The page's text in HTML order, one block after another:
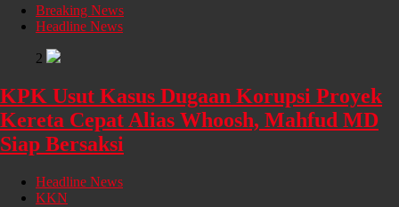
Breaking News
Headline News
2
KPK Usut Kasus Dugaan Korupsi Proyek
Kereta Cepat Alias Whoosh, Mahfud MD
Siap Bersaksi
Headline News
KKN